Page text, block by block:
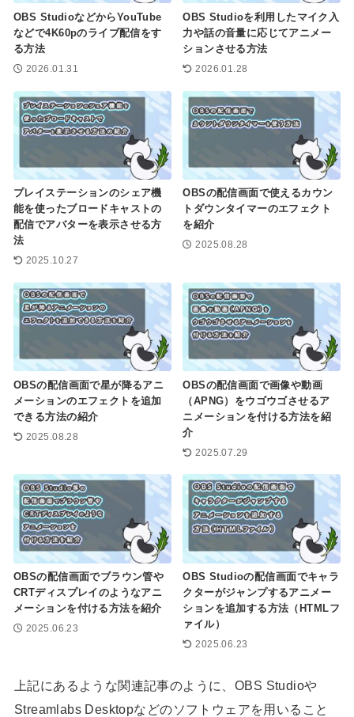
OBS StudioなどからYouTube
などで4K60pのライブ配信をす
る方法
2026.01.31
OBS Studioを利用したマイク入
力や話の音量に応じてアニメー
ションさせる方法
2026.01.28
プレイステーションのシェア機
能を使ったブロードキャストの
配信でアバターを表示させる方
法
2025.10.27
OBSの配信画面で使えるカウン
トダウンタイマーのエフェクト
を紹介
2025.08.28
OBSの配信画面で星が降るアニ
メーションのエフェクトを追加
できる方法の紹介
2025.08.28
OBSの配信画面で画像や動画
（APNG）をウゴウゴさせるア
ニメーションを付ける方法を紹
介
2025.07.29
OBSの配信画面でブラウン管や
CRTディスプレイのようなアニ
メーションを付ける方法を紹介
2025.06.23
OBS Studioの配信画面でキャラ
クターがジャンプするアニメー
ションを追加する方法（HTMLフ
ァイル）
2025.06.23
上記にあるような関連記事のように、OBS Studioや
Streamlabs Desktopなどのソフトウェアを用いること